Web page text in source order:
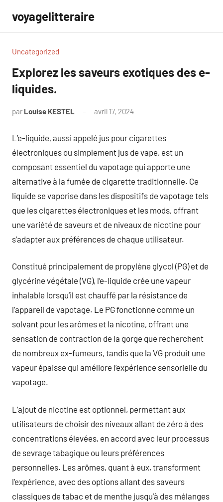
contenu
voyagelitteraire
Uncategorized
Explorez les saveurs exotiques des e-
liquides.
par Louise KESTEL avril 17, 2024
L’e-liquide, aussi appelé jus pour cigarettes
électroniques ou simplement jus de vape, est un
composant essentiel du vapotage qui apporte une
alternative à la fumée de cigarette traditionnelle. Ce
liquide se vaporise dans les dispositifs de vapotage tels
que les cigarettes électroniques et les mods, offrant
une variété de saveurs et de niveaux de nicotine pour
s’adapter aux préférences de chaque utilisateur.
Constitué principalement de propylène glycol (PG) et de
glycérine végétale (VG), l’e-liquide crée une vapeur
inhalable lorsqu’il est chauffé par la résistance de
l’appareil de vapotage. Le PG fonctionne comme un
solvant pour les arômes et la nicotine, offrant une
sensation de contraction de la gorge que recherchent
de nombreux ex-fumeurs, tandis que la VG produit une
vapeur épaisse qui améliore l’expérience sensorielle du
vapotage.
L’ajout de nicotine est optionnel, permettant aux
utilisateurs de choisir des niveaux allant de zéro à des
concentrations élevées, en accord avec leur processus
de sevrage tabagique ou leurs préférences
personnelles. Les arômes, quant à eux, transforment
l’expérience, avec des options allant des saveurs
classiques de tabac et de menthe jusqu’à des mélanges